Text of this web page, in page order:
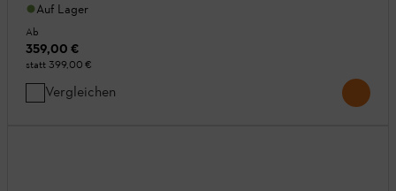
Auf Lager
Ab
359,00 €
statt 399,00 €
Vergleichen